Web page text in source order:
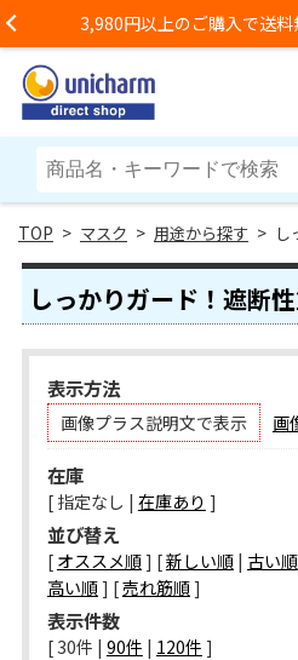
Previous
以上のご購入で送料無料（一部地域
> マスク > 用途から探す > し
しっかりガード！遮断
表示方法
画像プラス説明文で表示 画
在庫
[ 指定なし | 在庫あり ]
並び替え
[ オススメ順] [新しい順| 古い順
高い順] [売れ筋順]
表示件数
[ 30件 | 90件 | 120件 ]